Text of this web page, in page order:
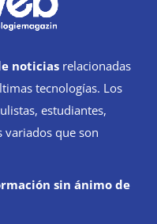
noticias relacionadas
tecnologías. Los
estudiantes,
variados que son
sin ánimo de